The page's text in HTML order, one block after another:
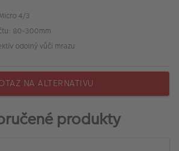
4/3
80-300mm
odolný vůči mrazu
NA ALTERNATIVU
produkty